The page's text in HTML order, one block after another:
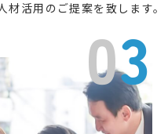
活用のご提案を致します。
03